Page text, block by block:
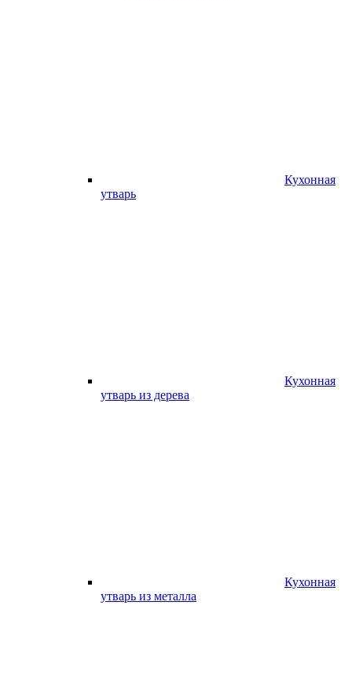
Кухонная
утварь
Кухонная
утварь из дерева
Кухонная
утварь из металла